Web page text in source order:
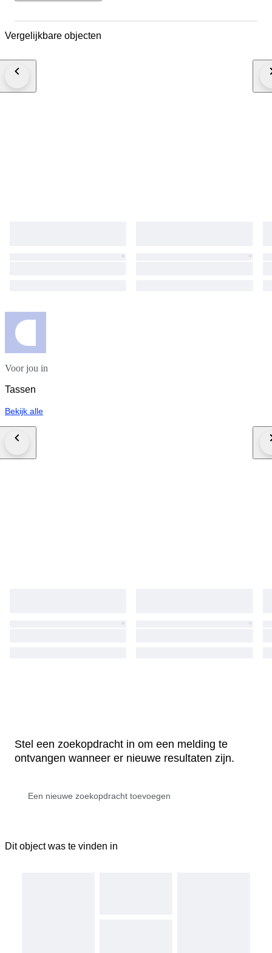
Vergelijkbare objecten
Voor jou in
Tassen
Bekijk alle
Stel een zoekopdracht in om een melding te
ontvangen wanneer er nieuwe resultaten zijn.
Dit object was te vinden in